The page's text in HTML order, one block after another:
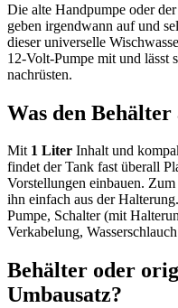
Die alte Handpumpe oder
geben irgendwann auf und
dieser universelle
12-Volt-Pumpe mit und lässt
nachrüsten.
Was den Behälter
Mit 1 Liter Inhalt und
findet der Tank fast überall
Vorstellungen einbauen.
ihn einfach aus der
Pumpe, Schalter (mit
Verkabelung,
Behälter oder
Umbausatz?